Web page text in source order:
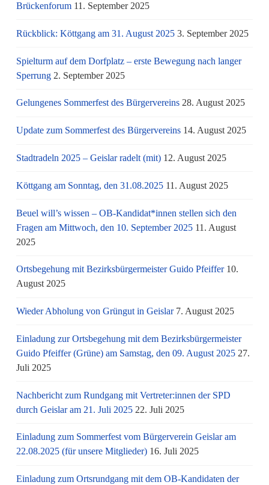
Brückenforum 11. September 2025
Rückblick: Köttgang am 31. August 2025 3. September 2025
Spielturm auf dem Dorfplatz – erste Bewegung nach langer
Sperrung 2. September 2025
Gelungenes Sommerfest des Bürgervereins 28. August 2025
Update zum Sommerfest des Bürgervereins 14. August 2025
Stadtradeln 2025 – Geislar radelt (mit) 12. August 2025
Köttgang am Sonntag, den 31.08.2025 11. August 2025
Beuel will’s wissen – OB-Kandidat*innen stellen sich den
Fragen am Mittwoch, den 10. September 2025 11. August
2025
Ortsbegehung mit Bezirksbürgermeister Guido Pfeiffer 10.
August 2025
Wieder Abholung von Grüngut in Geislar 7. August 2025
Einladung zur Ortsbegehung mit dem Bezirksbürgermeister
Guido Pfeiffer (Grüne) am Samstag, den 09. August 2025 27.
Juli 2025
Nachbericht zum Rundgang mit Vertreter:innen der SPD
durch Geislar am 21. Juli 2025 22. Juli 2025
Einladung zum Sommerfest vom Bürgerverein Geislar am
22.08.2025 (für unsere Mitglieder) 16. Juli 2025
Einladung zum Ortsrundgang mit dem OB-Kandidaten der